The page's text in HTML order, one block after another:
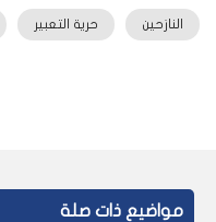
النازحين حرية التعبير
مواضيع ذات صلة